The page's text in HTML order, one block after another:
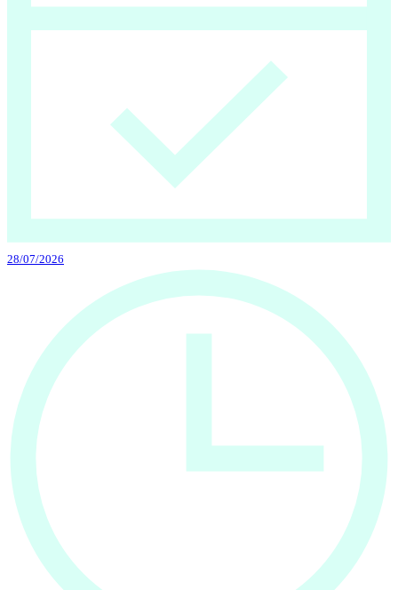
28/07/2026